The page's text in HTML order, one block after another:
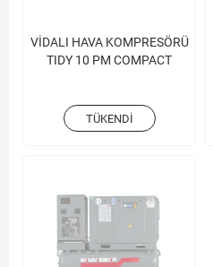
VİDALI HAVA KOMPRESÖRÜ
TIDY 10 PM COMPACT
TÜKENDI